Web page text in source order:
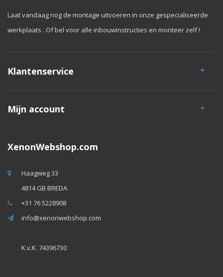
Laat vandaag nog de montage uitvoeren in onze gespecialiseerde
werkplaats . Of bel voor alle inbouwinstructies en monteer zelf !
Klantenservice
Mijn account
XenonWebshop.com
Haagweg 33
4814 GB BREDA
+31 76 5228908
info@xenonwebshop.com
K.v.K. 74396730